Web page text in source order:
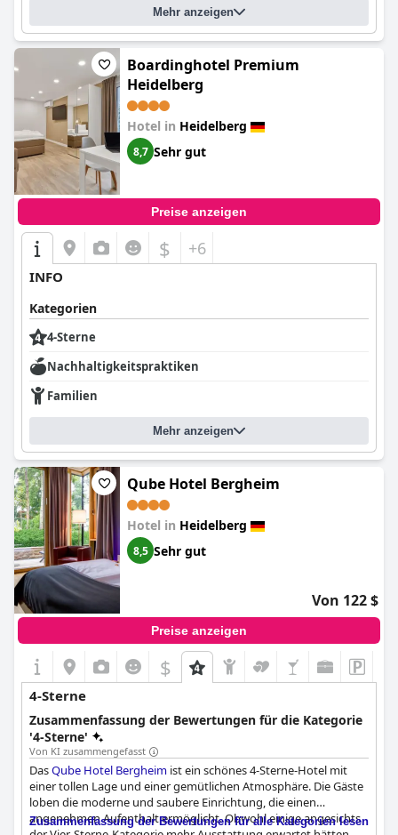
Mehr anzeigen
Boardinghotel Premium
Heidelberg
Hotel in Heidelberg
8,7 Sehr gut
Preise anzeigen
$ +6
INFO
Kategorien
4-Sterne
Nachhaltigkeitspraktiken
Familien
Mehr anzeigen
Qube Hotel Bergheim
Hotel in Heidelberg
8,5 Sehr gut
Von 122 $
Preise anzeigen
$
4-Sterne
Zusammenfassung der Bewertungen für die Kategorie
'4-Sterne'
Von KI zusammengefasst
DasQube Hotel Bergheim ist ein schönes 4-Sterne-Hotel mit
einer tollen Lage und einer gemütlichen Atmosphäre. Die Gäste
loben die moderne und saubere Einrichtung, die einen
angenehmen Aufenthalt ermöglicht. Obwohl einige angesichts
Zusammenfassung der Bewertungen für alle Kategorien lesen